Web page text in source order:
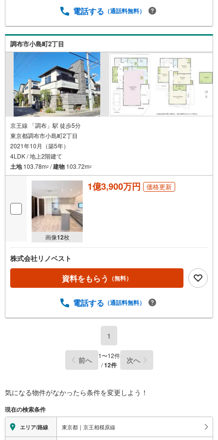
します。・車でご自宅や最寄り駅等、ご指定の場所まで送
迎します。・チャイルドシートのご用意ございます。◎個
別FP相談会 無料物件のご紹介だけでなく住宅ローン・資
金のご相談、まずは家探しについて話を聞きたいという方
も大歓迎です！年間8000棟以上の限定物件を発表している
オープンハウスだから出会える物件が多数ございます。ぜ
ひお気軽にご連絡・ご相談ください！※限定物件:当社の
み、もしくは当社を含めた数社でのみご紹介可能なオープ
ンハウス・ディベロップメントの物件
電話する （通話料無料）
調布市小島町2丁目
京王線 「調布」駅 徒歩5分
東京都調布市小島町2丁目
2021年10月（築5年）
4LDK / 地上2階建て
土地103.78m2 /建物 103.72m2
画像12枚
1億3,900万円 価格更新
株式会社リノベスト
資料をもらう （無料）
電話する （通話料無料）
1
前へ 1〜12件
/12件 次へ
気になる物件がなかったら条件を変更しよう！
現在の検索条件
エリア/路線 東京都｜京王相模原線